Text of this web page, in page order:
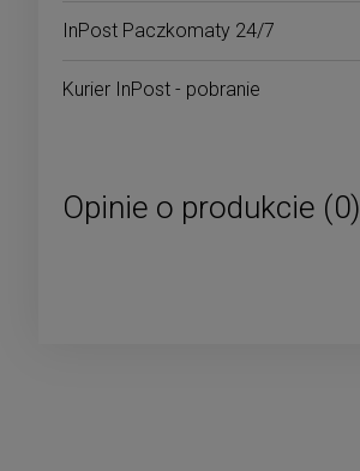
InPost Paczkomaty 24/7
Kurier InPost - pobranie
Opinie o produkcie (0)